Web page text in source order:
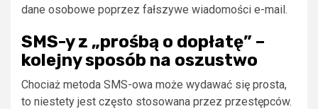
dane osobowe poprzez fałszywe wiadomości e-mail.
SMS-y z „prośbą o dopłatę” –
kolejny sposób na oszustwo
Chociaż metoda SMS-owa może wydawać się prosta,
to niestety jest często stosowana przez przestępców.